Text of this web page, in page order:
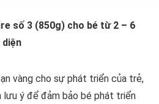
số 3 (850g) cho bé từ 2 – 6
vàng cho sự phát triển của trẻ,
lưu ý để đảm bảo bé phát triển